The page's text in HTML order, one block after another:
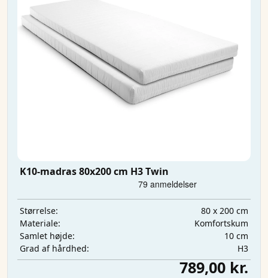
K10-madras 80x200 cm H3 Twin
Størrelse:
80 x 200 cm
Materiale:
Komfortskum
Samlet højde:
10 cm
Grad af hårdhed:
H3
789,00 kr.